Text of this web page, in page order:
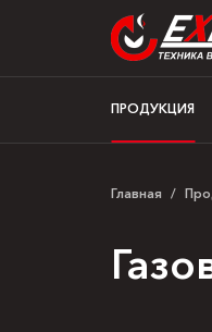
ПРОДУКЦИЯ
Главная /